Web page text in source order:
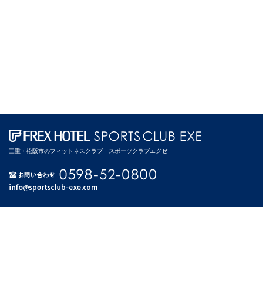
三重・松阪市のフィットネスクラブ スポーツクラブエグゼ